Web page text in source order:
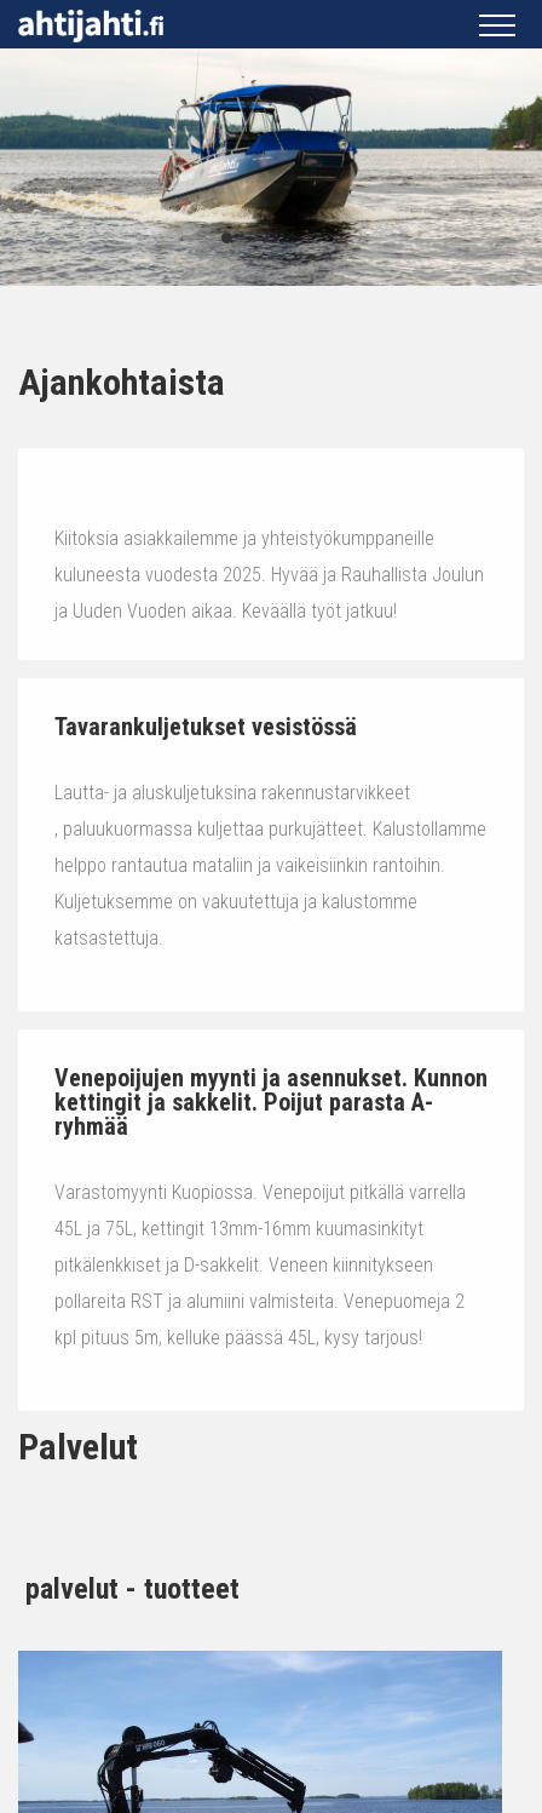
Ajankohtaista
Kiitoksia asiakkailemme ja yhteistyökumppaneille
kuluneesta vuodesta 2025. Hyvää ja Rauhallista Joulun
ja Uuden Vuoden aikaa. Keväällä työt jatkuu!
Tavarankuljetukset vesistössä
Lautta- ja aluskuljetuksina rakennustarvikkeet
, paluukuormassa kuljettaa purkujätteet. Kalustollamme
helppo rantautua mataliin ja vaikeisiinkin rantoihin.
Kuljetuksemme on vakuutettuja ja kalustomme
katsastettuja.
Venepoijujen myynti ja asennukset. Kunnon
kettingit ja sakkelit. Poijut parasta A-
ryhmää
Varastomyynti Kuopiossa. Venepoijut pitkällä varrella
45L ja 75L, kettingit 13mm-16mm kuumasinkityt
pitkälenkkiset ja D-sakkelit. Veneen kiinnitykseen
pollareita RST ja alumiini valmisteita. Venepuomeja 2
kpl pituus 5m, kelluke päässä 45L, kysy tarjous!
Palvelut
palvelut - tuotteet